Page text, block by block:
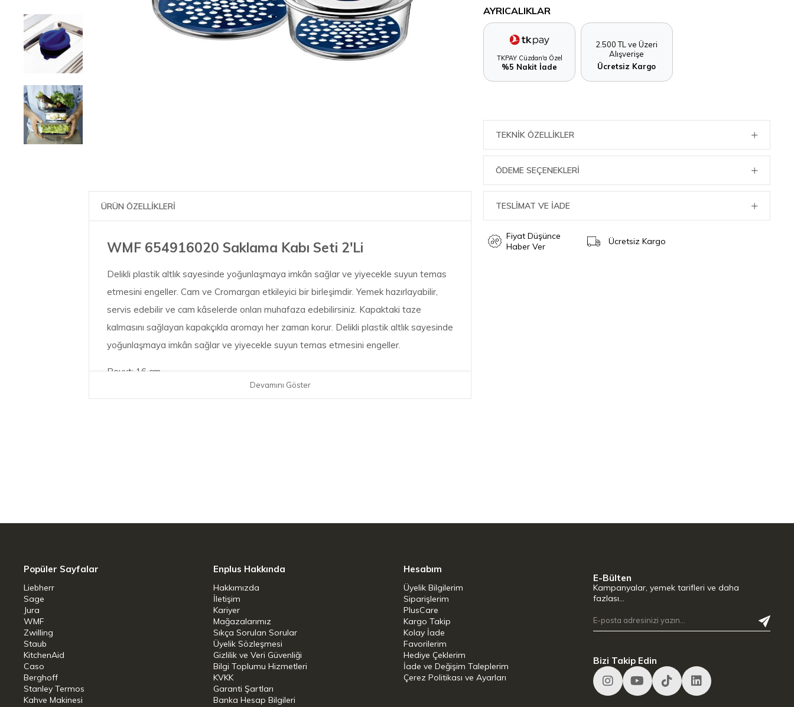
ÜRÜN ÖZELLİKLERİ
WMF 654916020 Saklama Kabı Seti 2'Li
Delikli plastik altlık sayesinde yoğunlaşmaya imkân sağlar ve yiyecekle suyun temas
etmesini engeller. Cam ve Cromargan etkileyici bir birleşimdir. Yemek hazırlayabilir,
servis edebilir ve cam kâselerde onları muhafaza edebilirsiniz. Kapaktaki taze
kalmasını sağlayan kapakçıkla aromayı her zaman korur. Delikli plastik altlık sayesinde
yoğunlaşmaya imkân sağlar ve yiyecekle suyun temas etmesini engeller.
Boyut: 16 cm
Ağırlık: 1798 gr
Devamını Göster
AYRICALIKLAR
TKPAY Cüzdan'a Özel
%5 Nakit İade
2.500 TL ve Üzeri
Alışverişe
Ücretsiz Kargo
TEKNIK ÖZELLIKLER
ÖDEME SEÇENEKLERI
TESLİMAT VE İADE
Fiyat Düşünce
Haber Ver
Ücretsiz Kargo
Popüler Sayfalar
Liebherr
Sage
Jura
WMF
Zwilling
Staub
KitchenAid
Caso
Berghoff
Stanley Termos
Kahve Makinesi
Enplus Hakkında
Hakkımızda
İletişim
Kariyer
Mağazalarımız
Sıkça Sorulan Sorular
Üyelik Sözleşmesi
Gizlilik ve Veri Güvenliği
Bilgi Toplumu Hizmetleri
KVKK
Garanti Şartları
Banka Hesap Bilgileri
Hesabım
Üyelik Bilgilerim
Siparişlerim
PlusCare
Kargo Takip
Kolay İade
Favorilerim
Hediye Çeklerim
İade ve Değişim Taleplerim
Çerez Politikası ve Ayarları
E-Bülten
Kampanyalar, yemek tarifleri ve daha
fazlası…
Bizi Takip Edin